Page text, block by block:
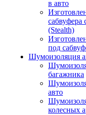
в авто
сабвуфера
(Stealth)
под
Шумоизоляция
багажника
авто
колесных